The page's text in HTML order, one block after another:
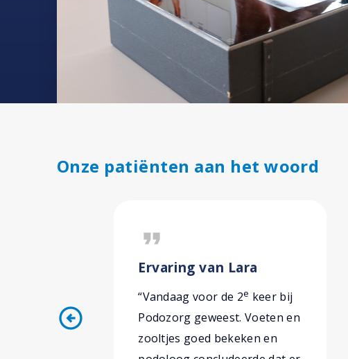
Onze patiënten aan het woord
arrow_circle_left
format_quote
Ervaring van Lara
“Vandaag voor de 2e keer bij
Podozorg geweest. Voeten en
zooltjes goed bekeken en